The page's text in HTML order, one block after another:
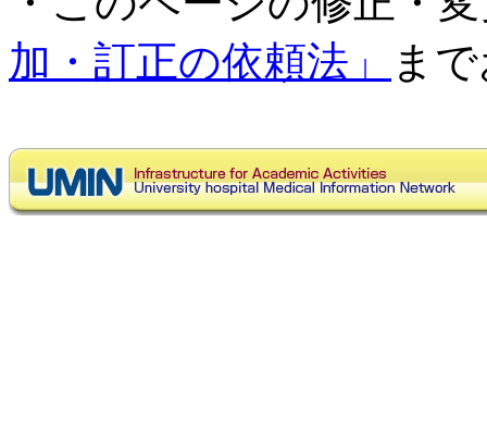
加・訂正の依頼法」
ま